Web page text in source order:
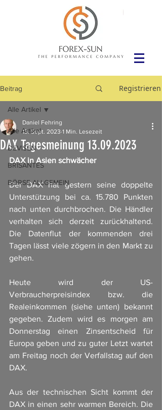
Beitrag Registrieren
Alle Artikel
DEVISEN
BRISANTES
BÖRSE ALLGEMEIN
Alle Artikel
DAX Tagesmeinung 13.09.2023
Daniel Fehring
13. Sept. 2023 1 Min. Lesezeit
DAX in Asien schwächer
Der DAX hat gestern seine doppelte
Unterstützung bei ca. 15.780 Punkten
nach unten durchbrochen. Die Händler
verhalten sich derzeit zurückhaltend.
Die Datenflut der kommenden drei
Tagen lässt viele zögern in den Markt zu
gehen.
Heute wird der US-
Verbraucherpreisindex bzw. die
Realeinkommen (siehe unten) bekannt
gegeben. Zudem wird es morgen am
Donnerstag einen Zinsentscheid für
Europa geben und zu guter Letzt wartet
am Freitag noch der Verfallstag auf den
DAX.
Aus der technischen Sicht kommt der
DAX in einen sehr warmen Bereich. Die